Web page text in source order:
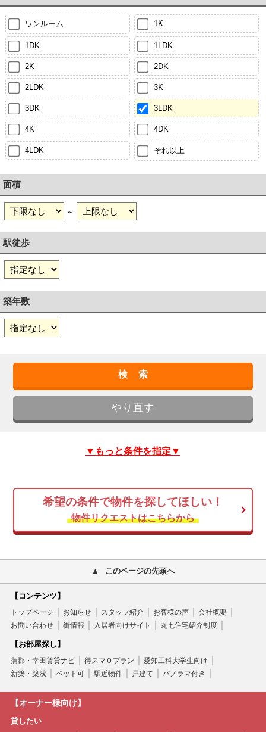
ワンルーム 1K
1DK 1LDK
2K 2DK
2LDK 3K
3DK 3LDK
4K 4DK
4LDK それ以上
面積
～
駅徒歩
築年数
▼もっと条件を指定▼
希望の条件で物件を探してほしい！
物件リクエストはこちらから
このページの先頭へ
【コンテンツ】
トップページ お知らせ スタッフ紹介 お客様の声
会社概要
お問い合わせ
街情報 入居者向けサイト 丸七住宅紹介制度
【お部屋探し】
蒲郡・幸田賃貸ナビ 得スマ０プラン
愛知工科大学生向け
新築・築浅
ペット可 駅近物件 戸建て パノラマ付き
【オーナー様向け】
貸したい